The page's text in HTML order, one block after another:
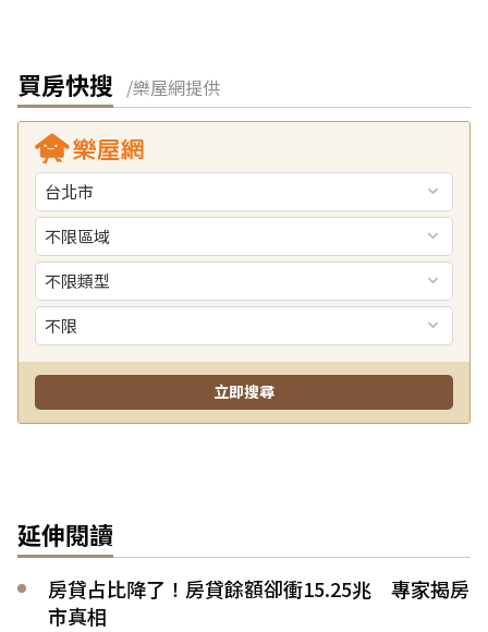
買房快搜 /樂屋網提供
延伸閱讀
房貸占比降了！房貸餘額卻衝15.25兆 專家揭房
市真相